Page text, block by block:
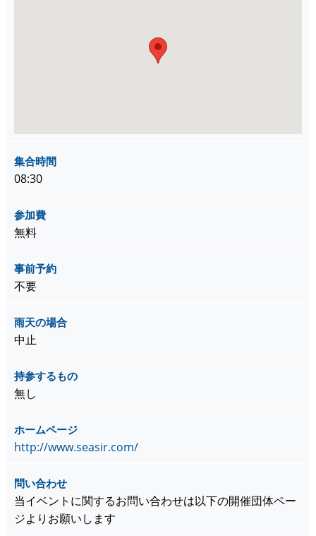
集合時間
08:30
参加費
無料
事前予約
不要
雨天の場合
中止
持参するもの
無し
ホームページ
http://www.seasir.com/
問い合わせ
当イベントに関するお問い合わせは以下の開催団体ペー
ジよりお願いします